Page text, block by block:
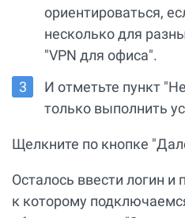
ориентироваться,
несколько для
"VPN для офиса".
И отметьте пункт
только выполнить
Щелкните по кнопке
Осталось ввести логин и
к которому